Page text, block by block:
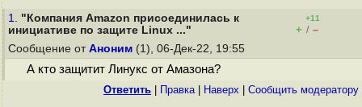
1. "Компания Amazon присоединилась к
инициативе по защите Linux ..."
+11
+ / –
Сообщение от Аноним (1), 06-Дек-22, 19:55
А кто защитит Линукс от Амазона?
Ответить Правка| Наверх Cообщить модератору